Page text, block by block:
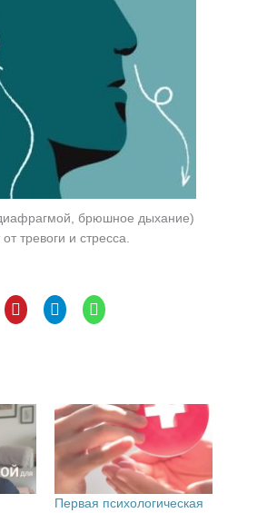
брюшное дыхание)
тревоги и стресса.
Первая психологическая